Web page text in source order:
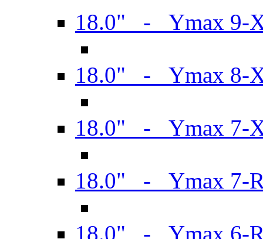
18.0" - Ymax 9-
18.0" - Ymax 8-
18.0" - Ymax 7-
18.0" - Ymax 7-
18.0" - Ymax 6-